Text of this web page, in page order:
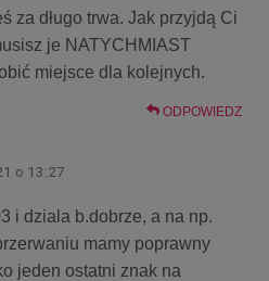
za długo trwa. Jak przyjdą Ci
je NATYCHMIAST
miejsce dla kolejnych.
ODPOWIEDZ
o 13:27
i dziala b.dobrze, a na np.
mamy poprawny
jeden ostatni znak na